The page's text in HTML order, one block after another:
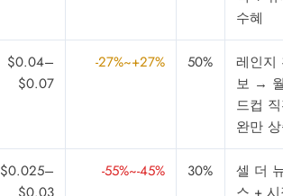
수혜
$0.04–
$0.07
-27%~+27% 50%
레인지
보 →
드컵
완만
$0.025–
-55%~-45% 30%
셀 더